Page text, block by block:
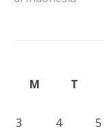
M
T
3
4 5